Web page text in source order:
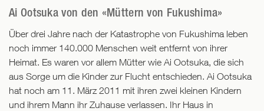
Ai Ootsuka von den «Müttern von Fukushima»
Über drei Jahre nach der Katastrophe von Fukushima leben
noch immer 140.000 Menschen weit entfernt von ihrer
Heimat. Es waren vor allem Mütter wie Ai Ootsuka, die sich
aus Sorge um die Kinder zur Flucht entschieden. Ai Ootsuka
hat noch am 11. März 2011 mit ihren zwei kleinen Kindern
und ihrem Mann ihr Zuhause verlassen. Ihr Haus in